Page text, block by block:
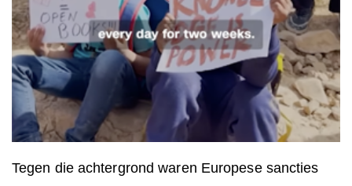
Tegen die achtergrond waren Europese sancties